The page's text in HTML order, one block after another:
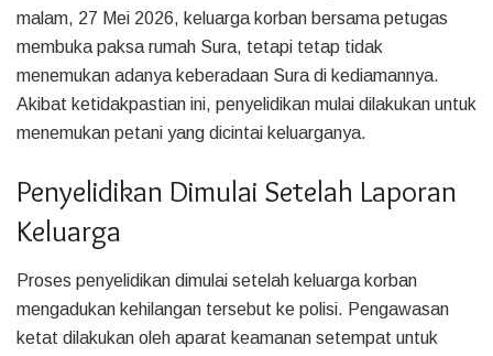
malam, 27 Mei 2026, keluarga korban bersama petugas
membuka paksa rumah Sura, tetapi tetap tidak
menemukan adanya keberadaan Sura di kediamannya.
Akibat ketidakpastian ini, penyelidikan mulai dilakukan untuk
menemukan petani yang dicintai keluarganya.
Penyelidikan Dimulai Setelah Laporan
Keluarga
Proses penyelidikan dimulai setelah keluarga korban
mengadukan kehilangan tersebut ke polisi. Pengawasan
ketat dilakukan oleh aparat keamanan setempat untuk